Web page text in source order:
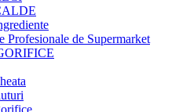
Profesionale de Supermarket